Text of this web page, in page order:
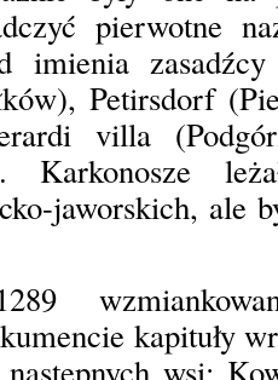
pierwotne
imienia
Petirsdorf
villa
Karkonosze
jaworskich, ale
kapituły
wsi: